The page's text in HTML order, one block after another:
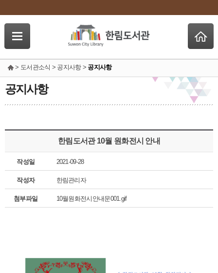
> 도서관소식 > 공지사항 > 공지사항
공지사항
한림도서관 10월 원화전시 안내
작성일 2021-09-28
작성자 한림관리자
첨부파일 10월원화전시안내문001.gif